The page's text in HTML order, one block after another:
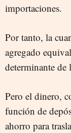
importaciones.
Por tanto, la
agregado
determinante de
Pero el dinero,
función de
ahorro para